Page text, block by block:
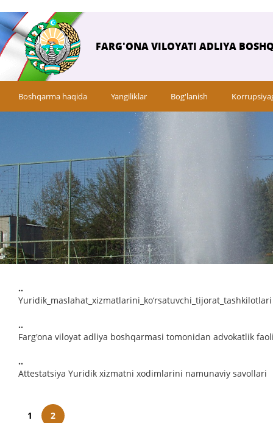
FARG'ONA VILOYATI ADLIYA
Boshqarma haqida Yangiliklar Bog'lanish
..
Yuridik_maslahat_xizmatlarini_ko‘rsatuvchi_tijorat_tashkilotlari
..
Farg'ona viloyat adliya boshqarmasi tomonidan advokatlik
..
Attestatsiya Yuridik xizmatni xodimlarini namunaviy savollari
1 2